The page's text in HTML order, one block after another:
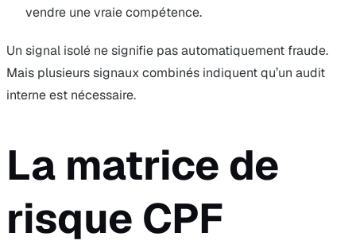
vendre une vraie compétence.
Un signal isolé ne signifie pas automatiquement fraude.
Mais plusieurs signaux combinés indiquent qu’un audit
interne est nécessaire.
La matrice de
risque CPF